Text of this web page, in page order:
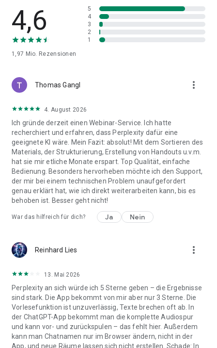
4,6
1,97 Mio. Rezensionen
5
4
3
2
1
Thomas Gangl more_vert
4. August 2026
Ich gründe derzeit einen Webinar-Service. Ich hatte
recherchiert und erfahren, dass Perplexity dafür eine
geeignete KI wäre. Mein Fazit: absolut! Mit dem Sortieren des
Materials, der Strukturierung, Erstellung von Handouts u.v.m.
hat sie mir etliche Monate erspart. Top Qualität, einfache
Bedienung. Besonders hervorheben möchte ich den Support,
der mir bei einem technischen Problem unaufgefordert
genau erklärt hat, wie ich direkt weiterarbeiten kann, bis es
behoben ist. Besser geht nicht!
War das hilfreich für dich? Ja Nein
Reinhard Lies more_vert
13. Mai 2026
Perplexity an sich würde ich 5 Sterne geben – die Ergebnisse
sind stark. Die App bekommt von mir aber nur 3 Sterne. Die
Vorlesefunktion ist unzuverlässig, Texte brechen oft ab. In
der ChatGPT-App bekommt man die komplette Audiospur
und kann vor- und zurückspulen – das fehlt hier. Außerdem
kann man Chatnamen nur im Browser ändern, nicht in der
App, und neue Räume lassen sich nicht erstellen. Schade: In